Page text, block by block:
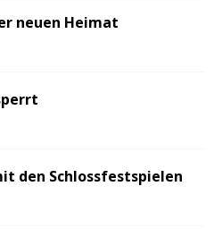
neuen Heimat
den Schlossfestspielen